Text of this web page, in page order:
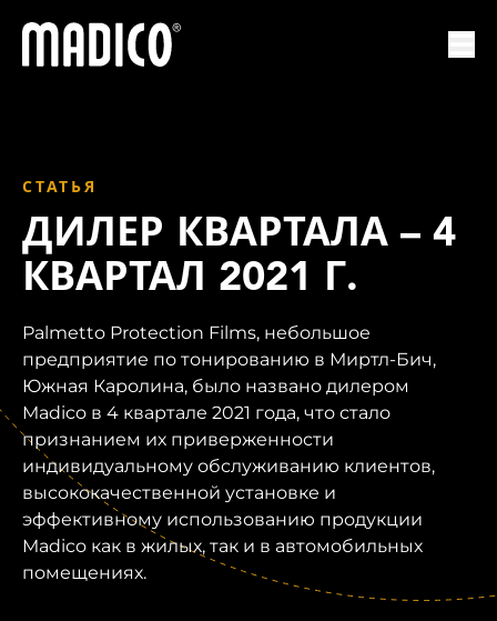
Мадико
СТАТЬЯ
ДИЛЕР КВАРТАЛА – 4
КВАРТАЛ 2021 Г.
Palmetto Protection Films, небольшое
предприятие по тонированию в Миртл-Бич,
Южная Каролина, было названо дилером
Madico в 4 квартале 2021 года, что стало
признанием их приверженности
индивидуальному обслуживанию клиентов,
высококачественной установке и
эффективному использованию продукции
Madico как в жилых, так и в автомобильных
помещениях.